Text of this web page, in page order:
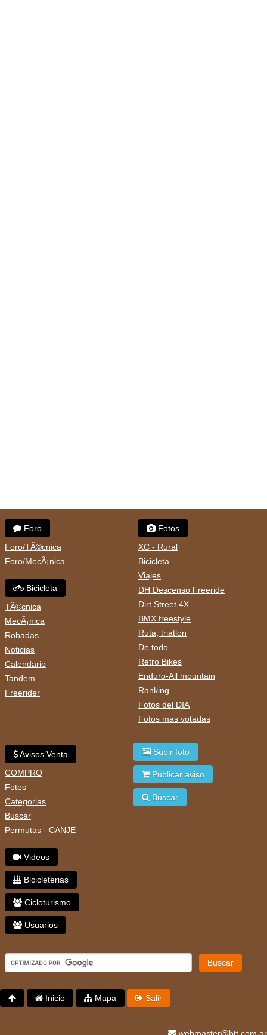
Foro
Foro/TÃ©cnica
Foro/MecÃ¡nica
Bicicleta
TÃ©cnica
MecÃ¡nica
Robadas
Noticias
Calendario
Tandem
Freerider
Fotos
XC - Rural
Bicicleta
Viajes
DH Descenso Freeride
Dirt Street 4X
BMX freestyle
Ruta, triatlon
De todo
Retro Bikes
Enduro-All mountain
Ranking
Fotos del DIA
Fotos mas votadas
Avisos Venta
COMPRO
Fotos
Categorias
Buscar
Permutas - CANJE
Videos
Bicicleterias
Cicloturismo
Usuarios
Subir foto
Publicar aviso
Buscar
Buscar
Inicio Mapa Salir